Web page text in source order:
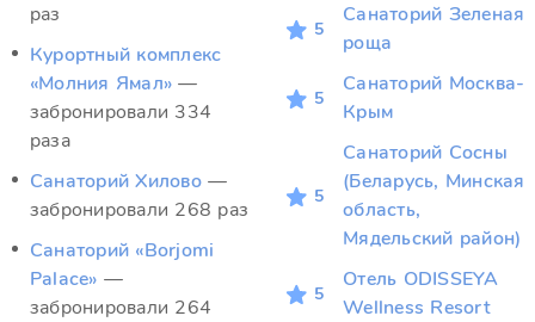
раз
Курортный комплекс
«Молния Ямал» —
забронировали 334
раза
Санаторий Хилово —
забронировали 268 раз
Санаторий «Borjomi
Palace» —
забронировали 264
5
Санаторий Зеленая
роща
5
Санаторий Москва-
Крым
5
Санаторий Сосны
(Беларусь, Минская
область,
Мядельский район)
5
Отель ODISSEYA
Wellness Resort